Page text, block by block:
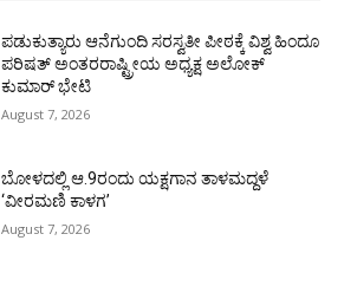
ಪಡುಕುತ್ಯಾರು ಆನೆಗುಂದಿ ಸರಸ್ವತೀ ಪೀಠಕ್ಕೆ ವಿಶ್ವ ಹಿಂದೂ
ಪರಿಷತ್ ಅಂತರರಾಷ್ಟ್ರೀಯ ಅಧ್ಯಕ್ಷ ಅಲೋಕ್
ಕುಮಾರ್ ಭೇಟಿ
August 7, 2026
ಬೋಳದಲ್ಲಿ ಆ.9ರಂದು ಯಕ್ಷಗಾನ ತಾಳಮದ್ದಳೆ
‘ವೀರಮಣಿ ಕಾಳಗ’
August 7, 2026